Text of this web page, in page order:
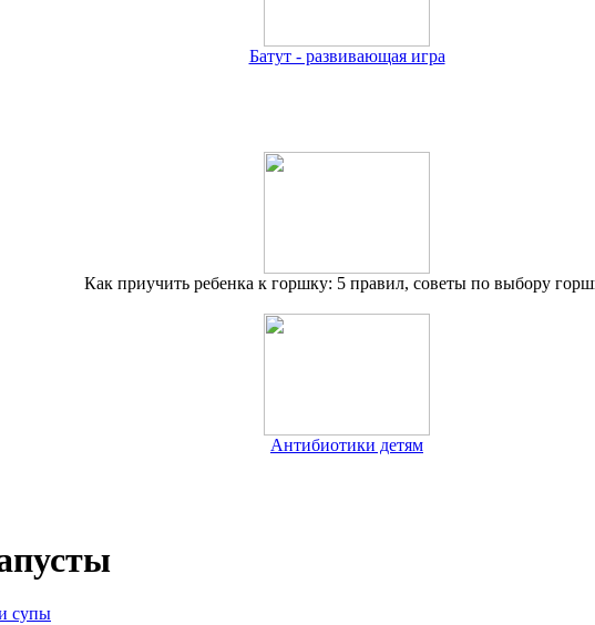
Батут - развивающая игра
Как приучить ребенка к горшку: 5 правил, советы по выбору
Антибиотики детям
супы